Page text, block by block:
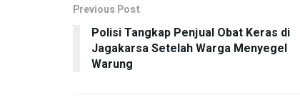
Previous Post
Polisi Tangkap Penjual Obat Keras di
Jagakarsa Setelah Warga Menyegel
Warung